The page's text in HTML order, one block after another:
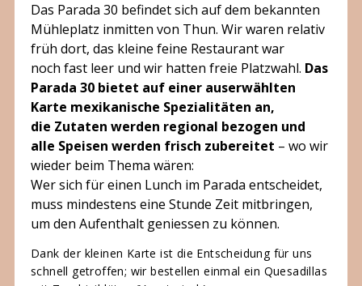
Das Parada 30 befindet sich auf dem bekannten
Mühleplatz inmitten von Thun. Wir waren relativ
früh dort, das kleine feine Restaurant war
noch fast leer und wir hatten freie Platzwahl. Das
Parada 30 bietet auf einer auserwählten
Karte mexikanische Spezialitäten an,
die Zutaten werden regional bezogen und
alle Speisen werden frisch zubereitet – wo wir
wieder beim Thema wären:
Wer sich für einen Lunch im Parada entscheidet,
muss mindestens eine Stunde Zeit mitbringen,
um den Aufenthalt geniessen zu können.
Dank der kleinen Karte ist die Entscheidung für uns
schnell getroffen; wir bestellen einmal ein Quesadillas